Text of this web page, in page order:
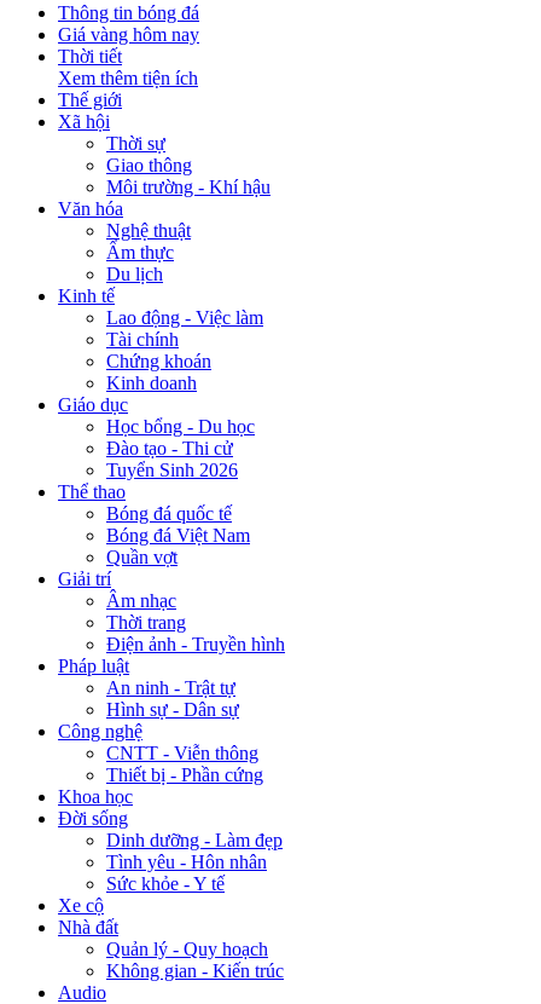
Thông tin bóng đá
Giá vàng hôm nay
Thời tiết
Xem thêm tiện ích
Thế giới
Xã hội
Thời sự
Giao thông
Môi trường - Khí hậu
Văn hóa
Nghệ thuật
Ẩm thực
Du lịch
Kinh tế
Lao động - Việc làm
Tài chính
Chứng khoán
Kinh doanh
Giáo dục
Học bổng - Du học
Đào tạo - Thi cử
Tuyển Sinh 2026
Thể thao
Bóng đá quốc tế
Bóng đá Việt Nam
Quần vợt
Giải trí
Âm nhạc
Thời trang
Điện ảnh - Truyền hình
Pháp luật
An ninh - Trật tự
Hình sự - Dân sự
Công nghệ
CNTT - Viễn thông
Thiết bị - Phần cứng
Khoa học
Đời sống
Dinh dưỡng - Làm đẹp
Tình yêu - Hôn nhân
Sức khỏe - Y tế
Xe cộ
Nhà đất
Quản lý - Quy hoạch
Không gian - Kiến trúc
Audio